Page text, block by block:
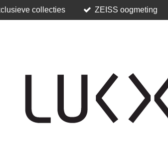
collecties ZEISS oogmeting